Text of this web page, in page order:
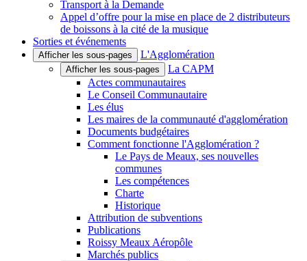
Transport à la Demande
Appel d’offre pour la mise en place de 2 distributeurs
de boissons à la cité de la musique
Sorties et événements
Afficher les sous-pages L'Agglomération
Afficher les sous-pages
La CAPM
Actes communautaires
Le Conseil Communautaire
Les élus
Les maires de la communauté d'agglomération
Documents budgétaires
Comment fonctionne l'Agglomération ?
Le Pays de Meaux, ses nouvelles
communes
Les compétences
Charte
Historique
Attribution de subventions
Publications
Roissy Meaux Aéropôle
Marchés publics